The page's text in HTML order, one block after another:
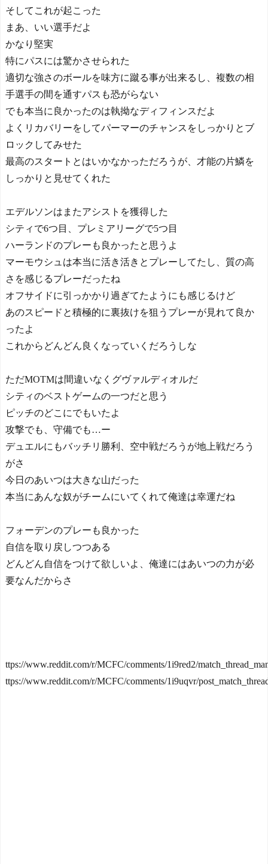
そしてこれが起こった
まあ、いい選手だよ
かなり堅実
特にパスには驚かさせられた
適切な強さのボールを味方に蹴る事が出来るし、複数の相
手選手の間を通すパスも恐がらない
でも本当に良かったのは執拗なディフィンスだよ
よくリカバリーをしてパーマーのチャンスをしっかりとブ
ロックしてみせた
最高のスタートとはいかなかっただろうが、才能の片鱗を
しっかりと見せてくれた
エデルソンはまたアシストを獲得した
シティで6つ目、プレミアリーグで5つ目
ハーランドのプレーも良かったと思うよ
マーモウシュは本当に活き活きとプレーしてたし、質の高
さを感じるプレーだったね
オフサイドに引っかかり過ぎてたようにも感じるけど
あのスピードと積極的に裏抜けを狙うプレーが見れて良か
ったよ
これからどんどん良くなっていくだろうしな
ただMOTMは間違いなくグヴァルディオルだ
シティのベストゲームの一つだと思う
ピッチのどこにでもいたよ
攻撃でも、守備でも…ー
デュエルにもバッチリ勝利、空中戦だろうが地上戦だろう
がさ
今日のあいつは大きな山だった
本当にあんな奴がチームにいてくれて俺達は幸運だね
フォーデンのプレーも良かった
自信を取り戻しつつある
どんどん自信をつけて欲しいよ、俺達にはあいつの力が必
要なんだからさ
ttps://www.reddit.com/r/MCFC/comments/1i9red2/
ttps://www.reddit.com/r/MCFC/comments/1i9uqvr/